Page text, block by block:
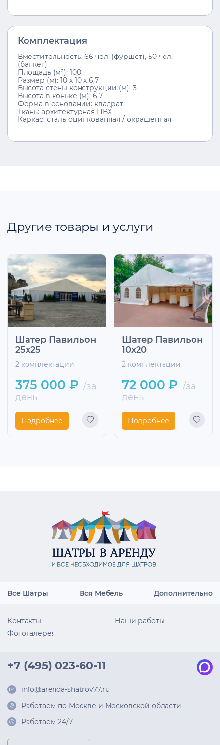
Комплектация
Вместительность: 66 чел. (фуршет), 50 чел.
(банкет)
Площадь (м²): 100
Размер (м): 10 х 10 х 6,7
Высота стены конструкции (м): 3
Высота в коньке (м): 6,7
Форма в основании: квадрат
Ткань: архитектурная ПВХ
Каркас: сталь оцинкованная / окрашенная
Другие товары и услуги
Шатер Павильон
25x25
2 комплектации
375 000 ₽ /за
день
Подробнее
Шатер Павильон
10х20
2 комплектации
72 000 ₽ /за
день
Подробнее
Все Шатры Вся Мебель Дополнительно
Контакты
Наши работы
Фотогалерея
+7 (495) 023-60-11
info@arenda-shatrov77.ru
Работаем по Москве и Московской области
Работаем 24/7